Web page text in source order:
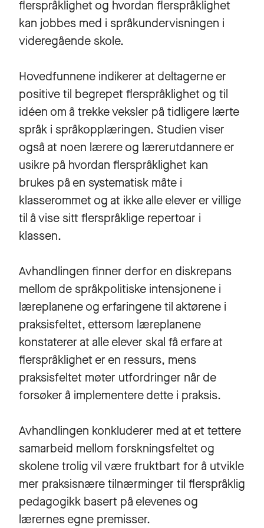
flerspråklighet og hvordan flerspråklighet
kan jobbes med i språkundervisningen i
videregående skole.
Hovedfunnene indikerer at deltagerne er
positive til begrepet flerspråklighet og til
idéen om å trekke veksler på tidligere lærte
språk i språkopplæringen. Studien viser
også at noen lærere og lærerutdannere er
usikre på hvordan flerspråklighet kan
brukes på en systematisk måte i
klasserommet og at ikke alle elever er villige
til å vise sitt flerspråklige repertoar i
klassen.
Avhandlingen finner derfor en diskrepans
mellom de språkpolitiske intensjonene i
læreplanene og erfaringene til aktørene i
praksisfeltet, ettersom læreplanene
konstaterer at alle elever skal få erfare at
flerspråklighet er en ressurs, mens
praksisfeltet møter utfordringer når de
forsøker å implementere dette i praksis.
Avhandlingen konkluderer med at et tettere
samarbeid mellom forskningsfeltet og
skolene trolig vil være fruktbart for å utvikle
mer praksisnære tilnærminger til flerspråklig
pedagogikk basert på elevenes og
lærernes egne premisser.